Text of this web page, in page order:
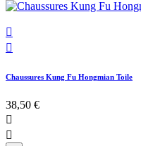


Chaussures Kung Fu Hongmian Toile
38,50 €

